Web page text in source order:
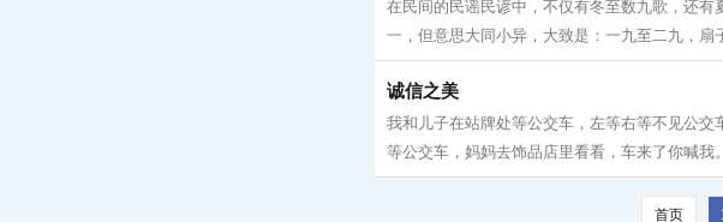
在民间的民谣民谚中，不仅有冬至数九歌，还
一，但意思大同小异，大致是：一九至二九，扇
诚信之美
我和儿子在站牌处等公交车，左等右等不见公
等公交车，妈妈去饰品店里看看，车来了你喊我
首页